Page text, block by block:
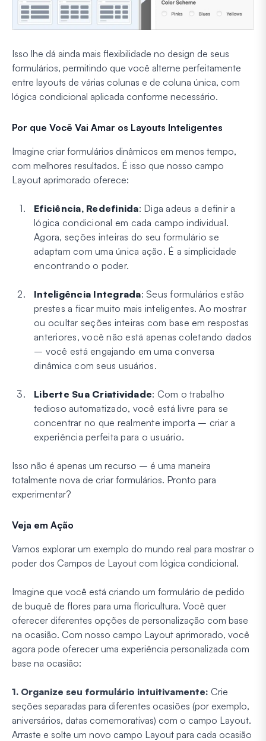
Isso lhe dá ainda mais flexibilidade no design de seus
formulários, permitindo que você alterne perfeitamente
entre layouts de várias colunas e de coluna única, com
lógica condicional aplicada conforme necessário.
Por que Você Vai Amar os Layouts Inteligentes
Imagine criar formulários dinâmicos em menos tempo,
com melhores resultados. É isso que nosso campo
Layout aprimorado oferece:
Eficiência, Redefinida: Diga adeus a definir a
lógica condicional em cada campo individual.
Agora, seções inteiras do seu formulário se
adaptam com uma única ação. É a simplicidade
encontrando o poder.
Inteligência Integrada: Seus formulários estão
prestes a ficar muito mais inteligentes. Ao mostrar
ou ocultar seções inteiras com base em respostas
anteriores, você não está apenas coletando dados
– você está engajando em uma conversa
dinâmica com seus usuários.
Liberte Sua Criatividade: Com o trabalho
tedioso automatizado, você está livre para se
concentrar no que realmente importa – criar a
experiência perfeita para o usuário.
Isso não é apenas um recurso – é uma maneira
totalmente nova de criar formulários. Pronto para
experimentar?
Veja em Ação
Vamos explorar um exemplo do mundo real para mostrar o
poder dos Campos de Layout com lógica condicional.
Imagine que você está criando um formulário de pedido
de buquê de flores para uma floricultura. Você quer
oferecer diferentes opções de personalização com base
na ocasião. Com nosso campo Layout aprimorado, você
agora pode oferecer uma experiência personalizada com
base na ocasião:
1. Organize seu formulário intuitivamente: Crie
seções separadas para diferentes ocasiões (por exemplo,
aniversários, datas comemorativas) com o campo Layout.
Arraste e solte um novo campo Layout para cada ocasião